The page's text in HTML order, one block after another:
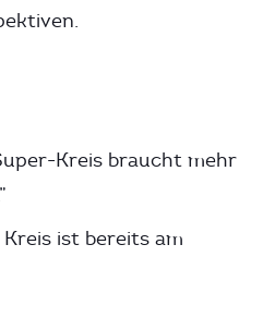
Kreis braucht mehr
Kreis ist bereits am